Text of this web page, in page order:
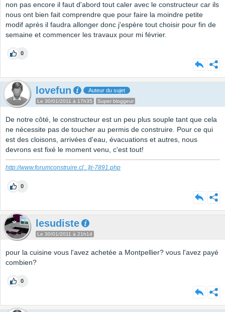
non pas encore il faut d'abord tout caler avec le constructeur car ils
nous ont bien fait comprendre que pour faire la moindre petite
modif après il faudra allonger donc j'espère tout choisir pour fin de
semaine et commencer les travaux pour mi février.
0
lovefun Auteur du sujet
Le 30/01/2011 à 17h35 Super bloggeur
De notre côté, le constructeur est un peu plus souple tant que cela
ne nécessite pas de toucher au permis de construire. Pour ce qui
est des cloisons, arrivées d'eau, évacuations et autres, nous
devrons est fixé le moment venu, c'est tout!
http://www.forumconstruire.c[...]it-7891.php
0
lesudiste
Le 30/01/2011 à 21h14
pour la cuisine vous l'avez achetée a Montpellier? vous l'avez payé
combien?
0